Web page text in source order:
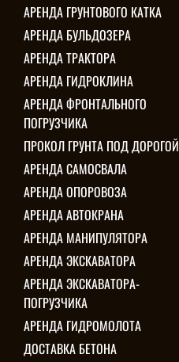
АРЕНДА ГРУНТОВОГО КАТКА
АРЕНДА БУЛЬДОЗЕРА
АРЕНДА ТРАКТОРА
АРЕНДА ГИДРОКЛИНА
АРЕНДА ФРОНТАЛЬНОГО
ПОГРУЗЧИКА
ПРОКОЛ ГРУНТА ПОД ДОРОГОЙ
АРЕНДА САМОСВАЛА
АРЕНДА ОПОРОВОЗА
АРЕНДА АВТОКРАНА
АРЕНДА МАНИПУЛЯТОРА
АРЕНДА ЭКСКАВАТОРА
АРЕНДА ЭКСКАВАТОРА-
ПОГРУЗЧИКА
АРЕНДА ГИДРОМОЛОТА
ДОСТАВКА БЕТОНА